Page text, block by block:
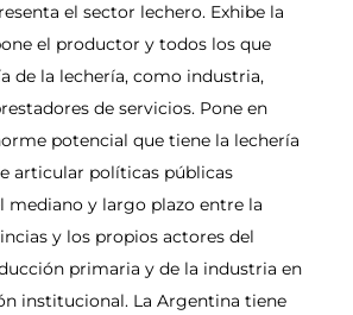
el sector lechero. Exhibe la
el productor y todos los que
de la lechería, como industria,
de servicios. Pone en
potencial que tiene la lechería
articular políticas públicas
mediano y largo plazo entre la
y los propios actores del
primaria y de la industria en
institucional. La Argentina tiene